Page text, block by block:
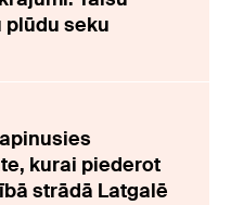
plūdu seku
kurai piederot
strādā Latgalē